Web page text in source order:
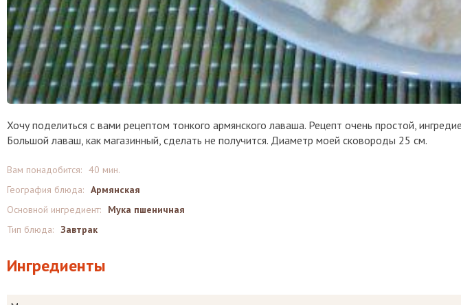
Хочу поделиться с вами рецептом тонкого армянского лаваша. Рецепт очень простой,
Большой лаваш, как магазинный, сделать не получится. Диаметр моей сковороды 25 см.
Вам понадобится: 40 мин.
География блюда: Армянская
Основной ингредиент:
Мука пшеничная
Тип блюда: Завтрак
Ингредиенты